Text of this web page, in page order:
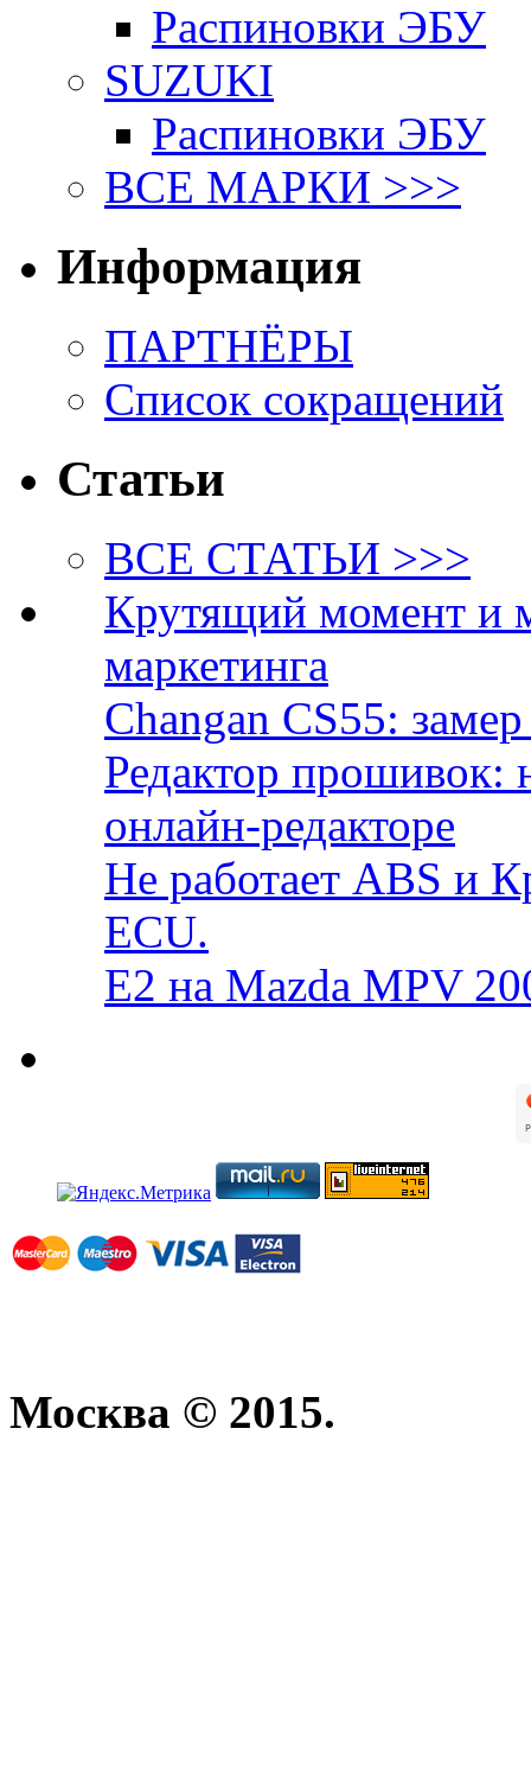
Распиновки ЭБУ
SUZUKI
Распиновки ЭБУ
ВСЕ МАРКИ >>>
Информация
ПАРТНЁРЫ
Список сокращений
Статьи
ВСЕ СТАТЬИ >>>
Крутящий момент и
маркетинга
Changan CS55:
Редактор прошивок:
онлайн-редакторе
Не работает ABS и
ECU.
E2 на Mazda MPV
Москва © 2015.